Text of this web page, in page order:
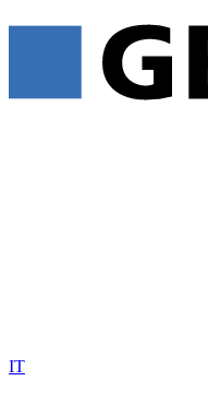
IT